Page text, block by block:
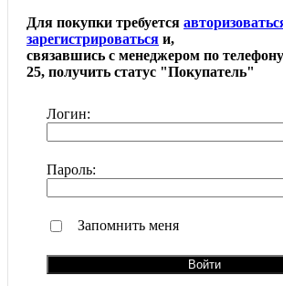
Для покупки требуется
зарегистрироваться и,
связавшись с менеджером по
25, получить статус "Покупатель"
Логин:
Пароль:
Запомнить меня